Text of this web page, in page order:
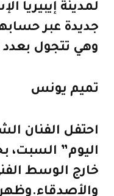
لمدينة إيبيريا
جديدة عبر
وهي تتجول بعدد
تميم يونس
احتفل الفنان
اليوم” السبت،
خارج الوسط
والأصدقاء.وظهر